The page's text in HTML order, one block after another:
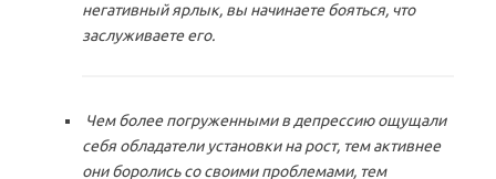
негативный ярлык, вы начинаете бояться, что
заслуживаете его.
Чем более погруженными в депрессию ощущали
себя обладатели установки на рост, тем активнее
они боролись со своими проблемами, тем